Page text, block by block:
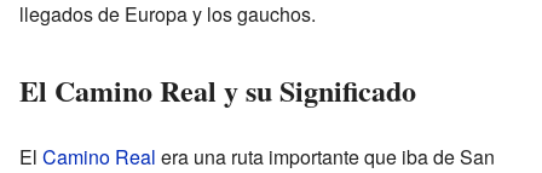
llegados de Europa y los gauchos.
El Camino Real y su Significado
El Camino Real era una ruta importante que iba de San